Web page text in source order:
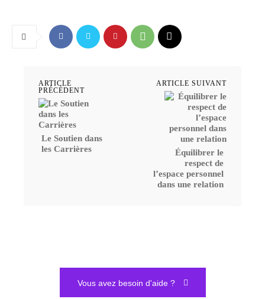
ARTICLE
PRÉCÉDENT
Le Soutien dans
les Carrières
ARTICLE SUIVANT
Équilibrer le
respect de
l’espace personnel
dans une relation
Vous avez besoin d'aide ?